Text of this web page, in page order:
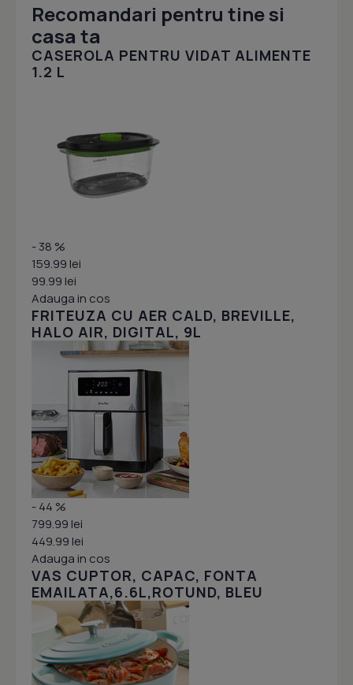
Recomandari pentru tine si
casa ta
CASEROLA PENTRU VIDAT ALIMENTE
1.2 L
- 38 %
159.99 lei
99.99 lei
Adauga in cos
FRITEUZA CU AER CALD, BREVILLE,
HALO AIR, DIGITAL, 9L
- 44 %
799.99 lei
449.99 lei
Adauga in cos
VAS CUPTOR, CAPAC, FONTA
EMAILATA,6.6L,ROTUND, BLEU